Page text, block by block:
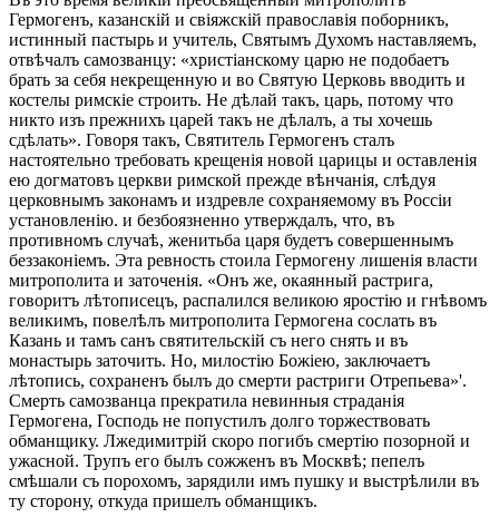
Гермогенъ, казанскій и свіяжскій православія поборникъ,
истинный пастырь и учитель, Святымъ Духомъ наставляемъ,
отвѣчалъ самозванцу: «христіанскому царю не подобаетъ
брать за себя некрещенную и во Святую Церковь вводить и
костелы римскіе строить. Не дѣлай такъ, царь, потому что
никто изъ прежнихъ царей такъ не дѣлалъ, а ты хочешь
сдѣлать». Говоря такъ, Святитель Гермогенъ сталъ
настоятельно требовать крещенія новой царицы и оставленія
ею догматовъ церкви римской прежде вѣнчанія, слѣдуя
церковнымъ законамъ и издревле сохраняемому въ Россіи
установленію. и безбоязненно утверждалъ, что, въ
противномъ случаѣ, женитьба царя будетъ совершеннымъ
беззаконіемъ. Эта ревность стоила Гермогену лишенія власти
митрополита и заточенія. «Онъ же, окаянный растрига,
говоритъ лѣтописецъ, распалился великою яростію и гнѣвомъ
великимъ, повелѣлъ митрополита Гермогена сослать въ
Казань и тамъ санъ святительскій съ него снять и въ
монастырь заточить. Но, милостію Божіею, заключаетъ
лѣтопись, сохраненъ былъ до смерти растриги Отрепьева»'.
Смерть самозванца прекратила невинныя страданія
Гермогена, Господь не попустилъ долго торжествовать
обманщику. Лжедимитрій скоро погибъ смертію позорной и
ужасной. Трупъ его былъ сожженъ въ Москвѣ; пепелъ
смѣшали съ порохомъ, зарядили имъ пушку и выстрѣлили въ
ту сторону, откуда пришелъ обманщикъ.